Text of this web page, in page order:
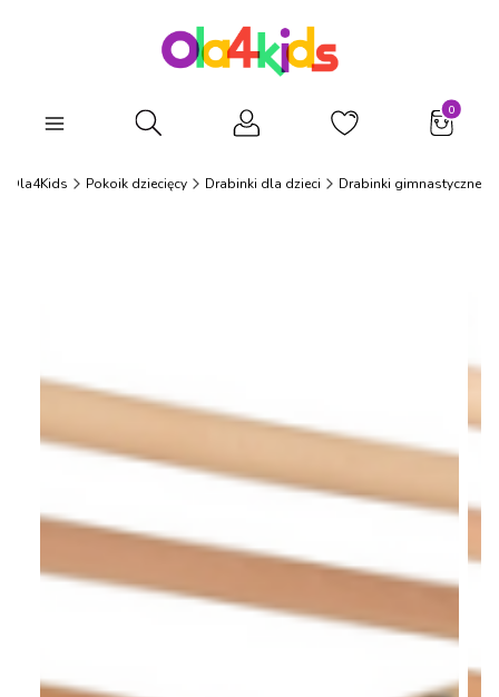
Otwórz wyszukiwarkę
Ola4Kids Pokoik dziecięcy Drabinki dla dzieci Drabinki gimnastyczne